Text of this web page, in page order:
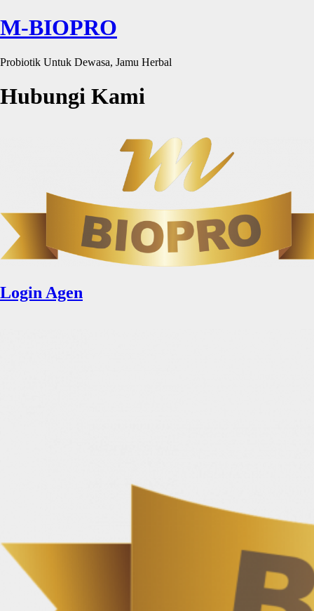
M-BIOPRO
Probiotik Untuk Dewasa, Jamu Herbal
Hubungi Kami
Login Agen